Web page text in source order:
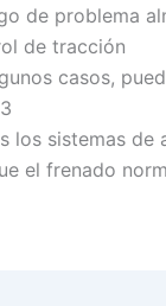
de problema
de tracción
casos,
los sistemas de
el frenado